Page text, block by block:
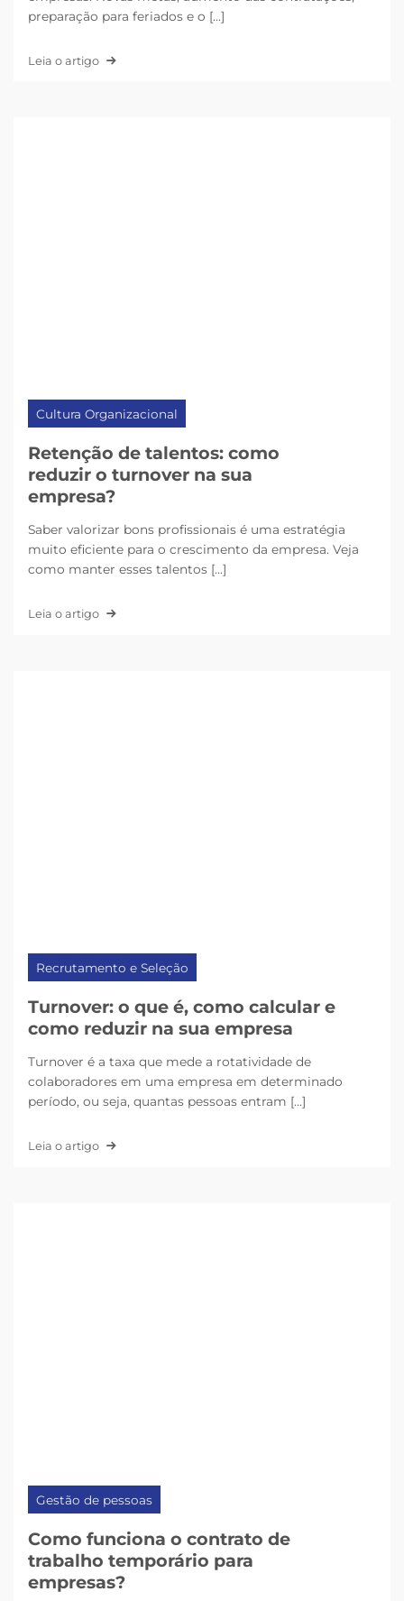
preparação para feriados e o [...]
Leia o artigo
Cultura Organizacional
Retenção de talentos: como
reduzir o turnover na sua
empresa?
Saber valorizar bons profissionais é uma estratégia
muito eficiente para o crescimento da empresa. Veja
como manter esses talentos [...]
Leia o artigo
Recrutamento e Seleção
Turnover: o que é, como calcular e
como reduzir na sua empresa
Turnover é a taxa que mede a rotatividade de
colaboradores em uma empresa em determinado
período, ou seja, quantas pessoas entram [...]
Leia o artigo
Gestão de pessoas
Como funciona o contrato de
trabalho temporário para
empresas?